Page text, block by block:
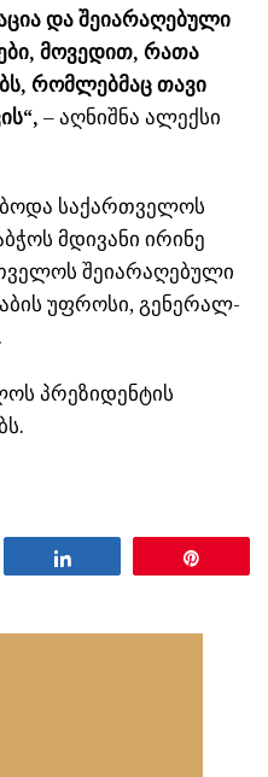
და შეიარაღებული
მოვედით, რათა
რომლებმაც თავი
– აღნიშნა ალექსი
საქართველოს
მდივანი ირინე
შეიარაღებული
უფროსი, გენერალ-
პრეზიდენტის